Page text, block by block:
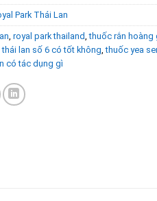
Park Thái Lan
, royal park thailand,thuốc rắn hoàng
lan số 6 có tốt không,thuốc yea
có tác dụng gì